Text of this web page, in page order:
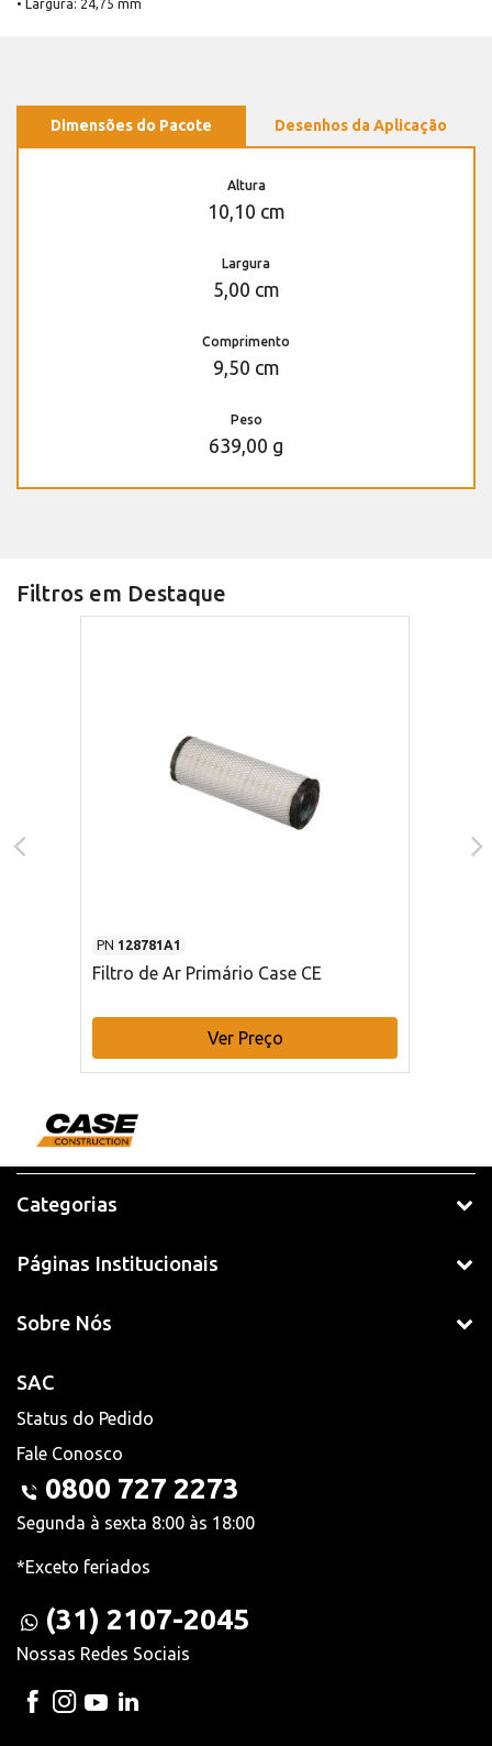
• Largura: 24,75 mm
Dimensões do Pacote Desenhos da Aplicação
Altura
10,10 cm
Largura
5,00 cm
Comprimento
9,50 cm
Peso
639,00 g
Filtros em Destaque
PN 128781A1
Filtro de Ar Primário Case CE
Ver Preço
Categorias
Páginas Institucionais
Sobre Nós
SAC
Status do Pedido
Fale Conosco
0800 727 2273
Segunda à sexta 8:00 às 18:00
*Exceto feriados
(31) 2107-2045
Nossas Redes Sociais